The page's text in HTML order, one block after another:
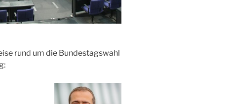
rund um die Bundestagswahl